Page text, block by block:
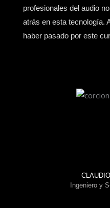
profesionales del audio
atrás en esta tecnología.
haber pasado por este
Ingeniero y